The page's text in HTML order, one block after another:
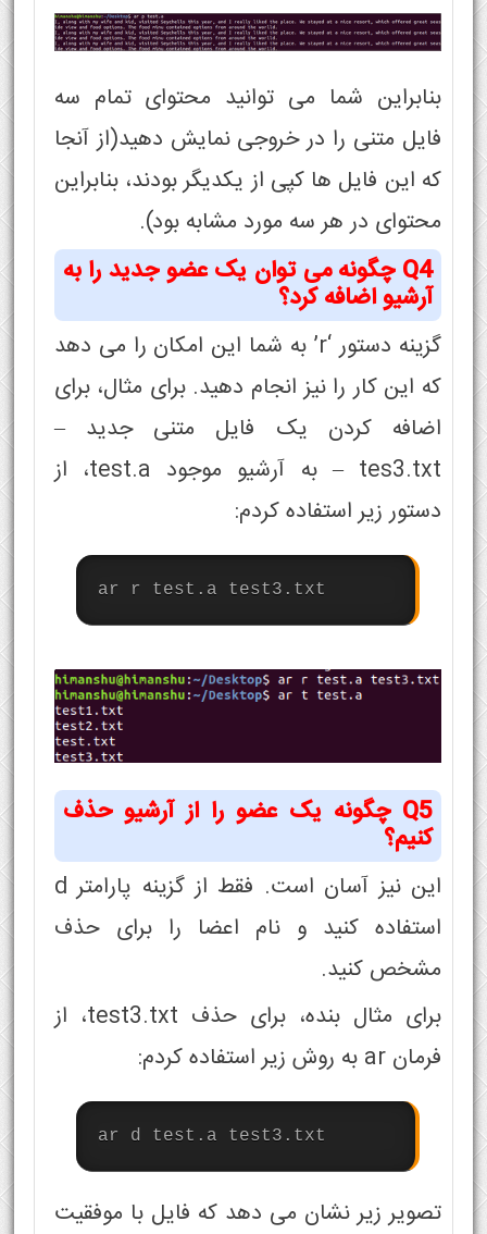
بنابراین شما می توانید محتوای تمام سه
فایل متنی را در خروجی نمایش دهید(از آنجا
که این فایل ها کپی از یکدیگر بودند، بنابراین
محتوای در هر سه مورد مشابه بود).
Q4 چگونه می توان یک عضو جدید را به
آرشیو اضافه کرد؟
گزینه دستور ‘r’ به شما این امکان را می دهد
که این کار را نیز انجام دهید. برای مثال، برای
اضافه کردن یک فایل متنی جدید –
tes3.txt – به آرشیو موجود test.a، از
دستور زیر استفاده کردم:
ar r test.a test3.txt
Q5 چگونه یک عضو را از آرشیو حذف
کنیم؟
این نیز آسان است. فقط از گزینه پارامتر d
استفاده کنید و نام اعضا را برای حذف
مشخص کنید.
برای مثال بنده، برای حذف test3.txt، از
فرمان ar به روش زیر استفاده کردم:
ar d test.a test3.txt
تصویر زیر نشان می دهد که فایل با موفقیت